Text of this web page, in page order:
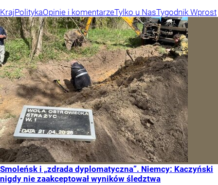
KrajPolitykaOpinie i komentarzeTylko u NasTygodnik Wprost
Smoleńsk i „zdrada dyplomatyczna”. Niemcy: Kaczyński
nigdy nie zaakceptował wyników śledztwa